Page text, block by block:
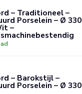
– Traditioneel –
Porselein – Ø 330
–
– Barokstijl –
Porselein – Ø 330